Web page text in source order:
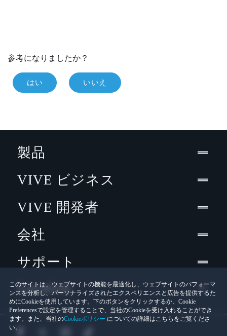
参考になりましたか？
はい いいえ
このサイトは、ウェブサイトの機能を最適化し、ウェブサイトのパフォーマ
ンスを分析し、パーソナライズされたエクスペリエンスと広告を提供するた
めにCookieを使用しています。下のボタンをクリックするか、Cookie
Preferencesで設定を管理することで、当社のCookieを受け入れることができ
ます。また、当社のCookieポリシー についての詳細はこちらをご覧くださ
い。
製品
VIVE ビジネス
VIVE 開発者
会社
サポート
Location